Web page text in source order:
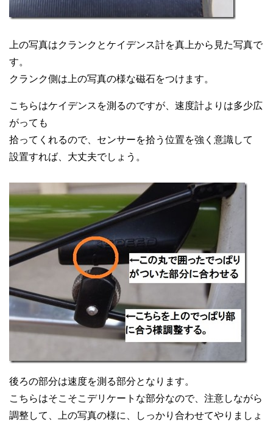
上の写真はクランクとケイデンス計を真上から見た写真で
す。
クランク側は上の写真の様な磁石をつけます。
こちらはケイデンスを測るのですが、速度計よりは多少広
がっても
拾ってくれるので、センサーを拾う位置を強く意識して
設置すれば、大丈夫でしょう。
後ろの部分は速度を測る部分となります。
こちらはそこそこデリケートな部分なので、注意しながら
調整して、上の写真の様に、しっかり合わせてやりましょ